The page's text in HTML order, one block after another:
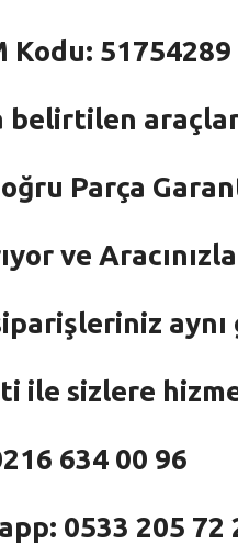
Kodu: 51754289
belirtilen
Parça
ve
ile sizlere
634 00 96
0533 205 72